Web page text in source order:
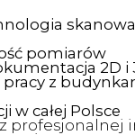
pomiarów
2D i
pracy z
w całej Polsce
profesjonalnej